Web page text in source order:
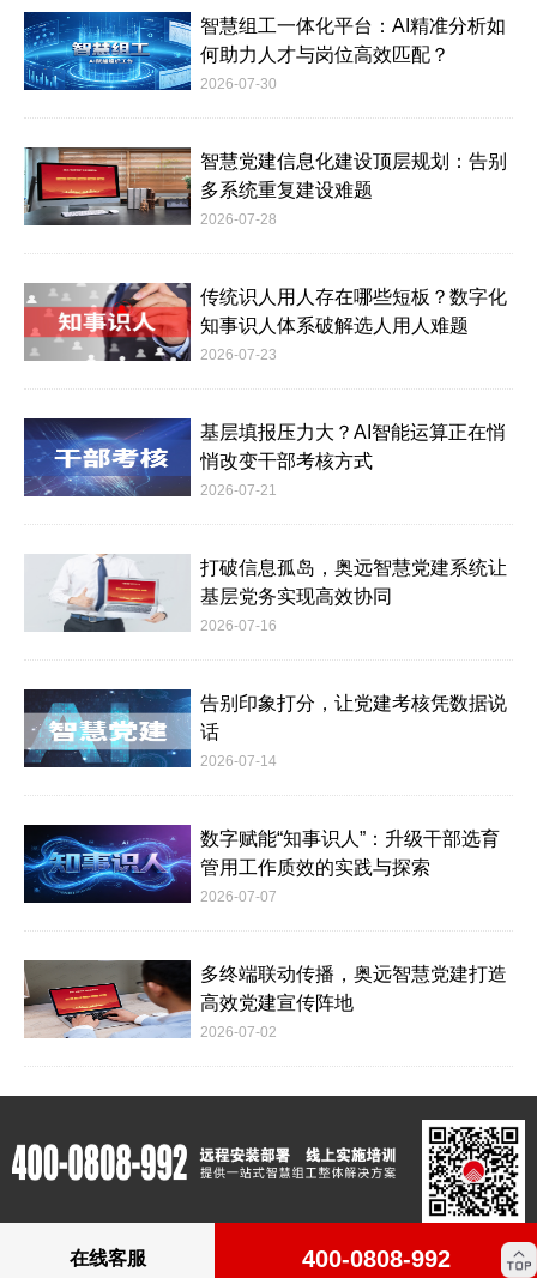
智慧组工一体化平台：AI精准分析如
何助力人才与岗位高效匹配？
2026-07-30
智慧党建信息化建设顶层规划：告别
多系统重复建设难题
2026-07-28
传统识人用人存在哪些短板？数字化
知事识人体系破解选人用人难题
2026-07-23
基层填报压力大？AI智能运算正在悄
悄改变干部考核方式
2026-07-21
打破信息孤岛，奥远智慧党建系统让
基层党务实现高效协同
2026-07-16
告别印象打分，让党建考核凭数据说
话
2026-07-14
数字赋能“知事识人”：升级干部选育
管用工作质效的实践与探索
2026-07-07
多终端联动传播，奥远智慧党建打造
高效党建宣传阵地
2026-07-02
版权所有：Copyright © 2012-2023 www.c4m.cn All rights reserved.
在线客服 400-0808-992